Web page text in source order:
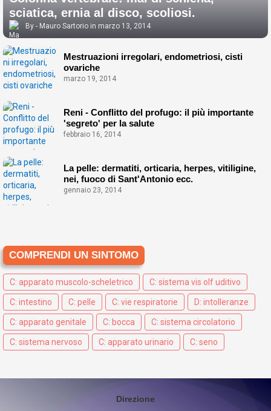
sciatica, ernia al disco, scoliosi.
Mauro Sartorio marzo 13, 2014
Mestruazioni irregolari, endometriosi, cisti
ovariche
marzo 19, 2014
Reni - Conflitto del profugo: il più importante
'segreto' per la salute
febbraio 16, 2014
La pelle: dermatiti, orticaria, herpes, vitiligine,
nei, fuoco di Sant'Antonio ecc.
gennaio 23, 2014
COMPRENDI UN SINTOMO
C: apparato muscolo-scheletrico C: sistema vis olf uditivo
C: intestino C: pelle C: vie respiratorie D: intolleranze
C: apparato genitale C: bocca C: sistema circolatorio
C: sistema nervoso C: apparato urinario C: seno
Direzione